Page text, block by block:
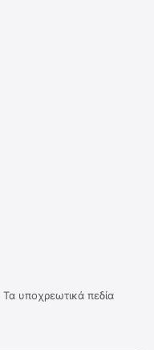
Τα υποχρεωτικά πεδία